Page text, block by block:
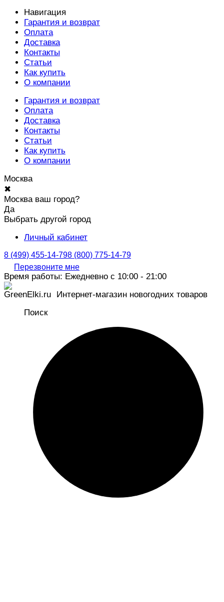
Навигация
Гарантия и возврат
Оплата
Доставка
Контакты
Статьи
Как купить
О компании
Гарантия и возврат
Оплата
Доставка
Контакты
Статьи
Как купить
О компании
Москва
✖
Москва ваш город?
Да
Выбрать другой город
Личный кабинет
8 (499) 455-14-798 (800) 775-14-79
Перезвоните мне
Время работы: Ежедневно с 10:00 - 21:00
Интернет-магазин новогодних товаров
Поиск